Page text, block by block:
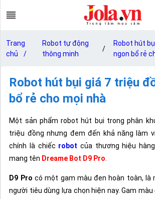
Trang
chủ
/
Robot tự động
thông minh
/
Robot hút
ngon bổ rẻ
Robot hút bụi giá 7 triệu
bổ rẻ cho mọi nhà
Một sản phẩm robot hút bụi trong phân
triệu đồng nhưng đem đến khả năng làm
chính là chiếc robot của thương hiệu
mang tên Dreame Bot D9 Pro.
D9 Pro có một gam màu đen hoàn toàn, là
người tiêu dùng lựa chọn hiện nay. Gam